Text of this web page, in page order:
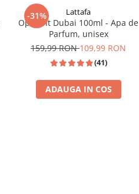
-31% Lattafa
Opulent Dubai 100ml - Apa de
Parfum, unisex
159,99 RON109,99 RON
(41)
ADAUGA IN COS